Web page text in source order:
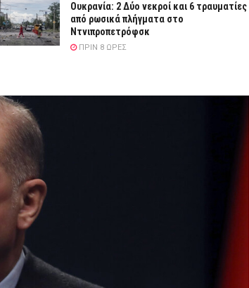
Ουκρανία: 2 Δύο νεκροί και 6 τραυματίες
από ρωσικά πλήγματα στο
Ντνιπροπετρόφσκ
ΠΡΙΝ 8 ΏΡΕΣ